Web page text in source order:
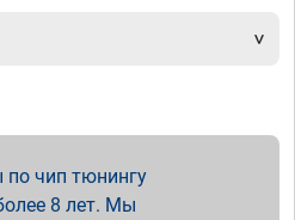
чип тюнингу
8 лет. Мы